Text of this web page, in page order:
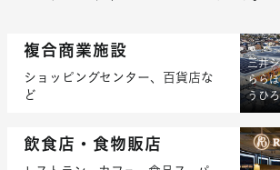
複合商業施設
ショッピングセンター、百貨店な
ど
三井
らら
うひ
飲食店・食物販店